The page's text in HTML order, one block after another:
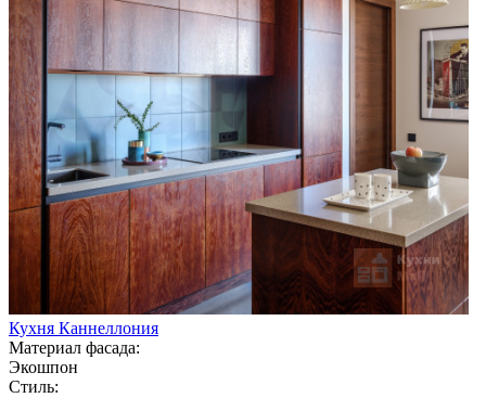
Кухня Каннеллония
Материал фасада:
Экошпон
Стиль: